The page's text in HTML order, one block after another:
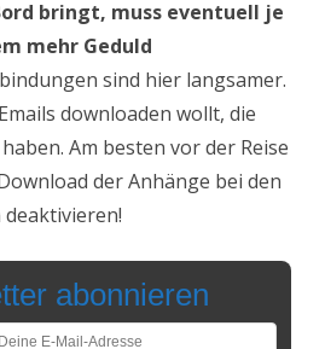
bringt, muss eventuell je
mehr Geduld
sind hier langsamer.
downloaden wollt, die
Am besten vor der Reise
der Anhänge bei den
abonnieren